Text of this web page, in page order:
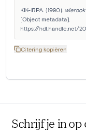
KIK-IRPA. (1990).
[Object metadata].
https://hdl.handle.net/
Citering kopiëren
Schrijf je in